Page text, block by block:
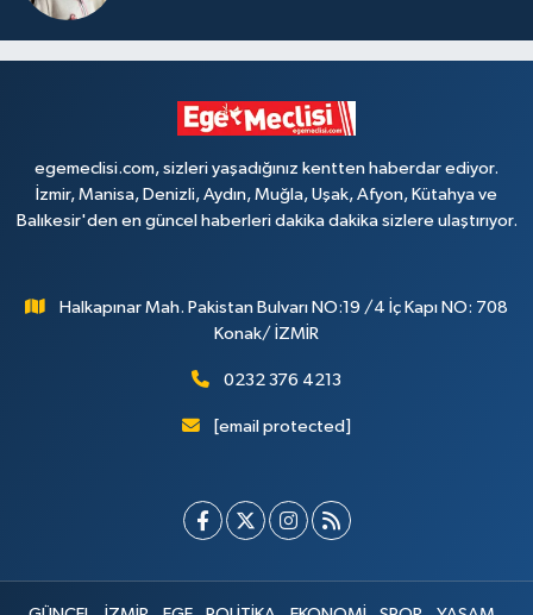
egemeclisi.com, sizleri yaşadığınız kentten haberdar ediyor.
İzmir, Manisa, Denizli, Aydın, Muğla, Uşak, Afyon, Kütahya ve
Balıkesir'den en güncel haberleri dakika dakika sizlere ulaştırıyor.
Halkapınar Mah. Pakistan Bulvarı NO:19 /4 İç Kapı NO: 708
Konak/ İZMİR
0232 376 4213
[email protected]